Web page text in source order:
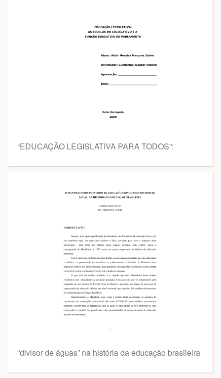
“EDUCAÇÃO LEGISLATIVA PARA TODOS”:
“divisor de águas” na história da educação brasileira